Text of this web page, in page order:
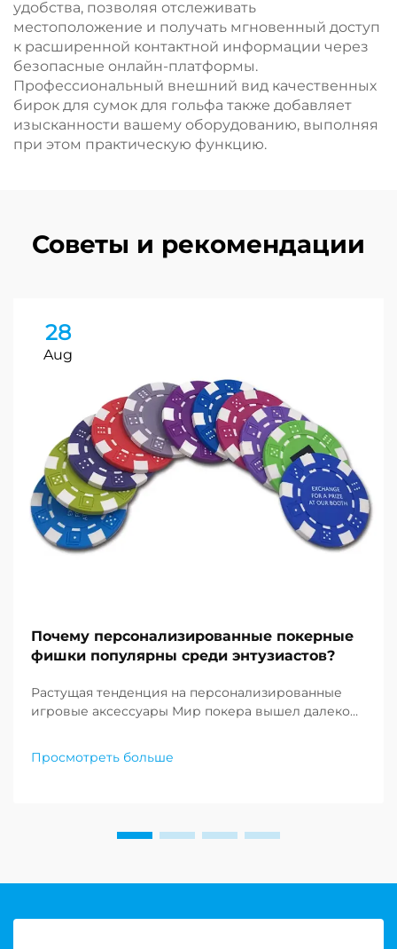
удобства, позволяя отслеживать
местоположение и получать мгновенный доступ
к расширенной контактной информации через
безопасные онлайн-платформы.
Профессиональный внешний вид качественных
бирок для сумок для гольфа также добавляет
изысканности вашему оборудованию, выполняя
при этом практическую функцию.
Советы и рекомендации
28
Aug
Почему персонализированные покерные
фишки популярны среди энтузиастов?
Растущая тенденция на персонализированные
игровые аксессуары Мир покера вышел далеко
Вегаса. Сегодня энтузиасты и коллекционеры все
чаще обращаются к персонализированным
Просмотреть больше